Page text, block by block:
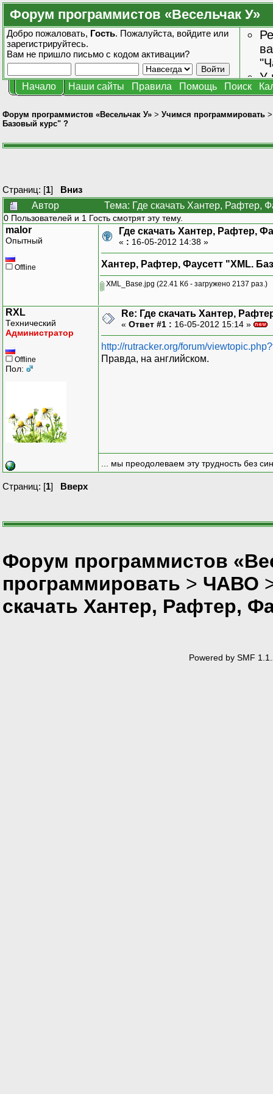
Форум программистов «Весельчак У»
Добро пожаловать, Гость. Пожалуйста, войдите или
зарегистрируйтесь.
Вам не пришло письмо с кодом активации?
У
Начало Наши сайты Правила Помощь Поиск
Форум программистов «Весельчак У» > Учимся программировать
Базовый курс" ?
Страниц: [1] Вниз
Автор
Тема: Где скачать Хантер, Рафтер,
0 Пользователей и 1 Гость смотрят эту тему.
malor
Опытный
Offline
Где скачать Хантер, Рафтер,
« : 16-05-2012 14:38 »
Хантер, Рафтер, Фаусетт "XML.
XML_Base.jpg (22.41 Кб - загружено 2137 раз.)
RXL
Технический
Администратор
Offline
Пол:
Re: Где скачать Хантер,
« Ответ #1 : 16-05-2012 15:14 »
http://rutracker.org/forum/
Правда, на английском.
... мы преодолеваем эту трудность без
Страниц: [1] Вверх
Форум программистов
программировать > ЧАВО
скачать Хантер, Рафтер,
Powered by SMF